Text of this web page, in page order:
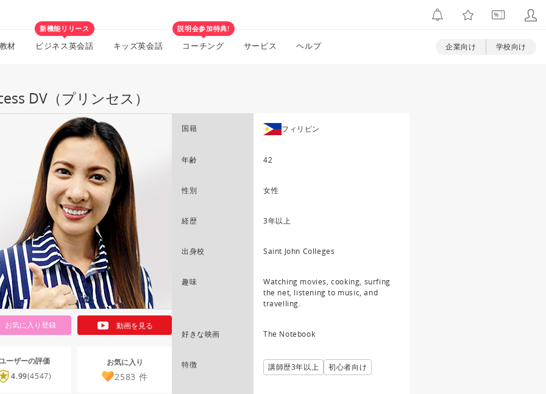
材
新機能リリース
ビジネス英会話 キッズ英会話
説明会参加特典!
コーチング サービス ヘルプ 企業向け 学校向け
DV（プリンセス）
お気に入り登録 動画を見る
ーザーの評価
4.99(4547)
お気に入り
2583 件
国籍 フィリピン
年齢 42
性別 女性
経歴 3年以上
出身校 Saint John Colleges
趣味
Watching movies, cooking, surfing
the net, listening to music, and
travelling.
好きな映画 The Notebook
特徴 講師歴3年以上 初心者向け